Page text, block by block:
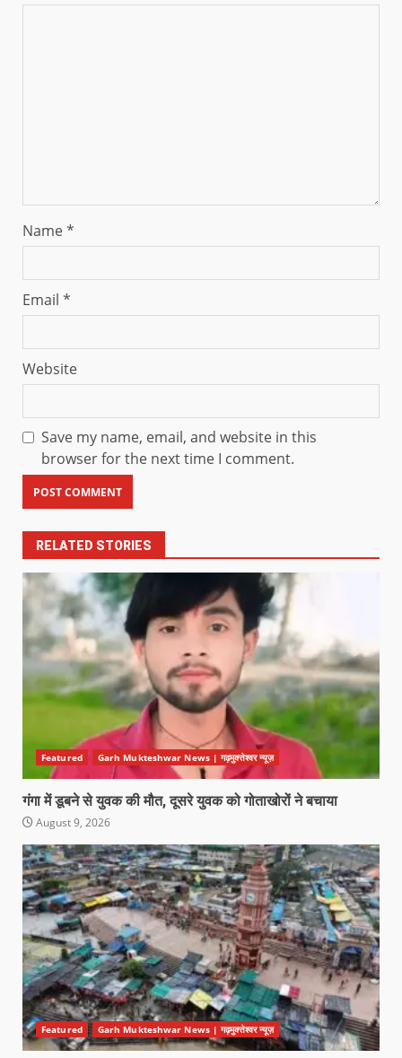
Name*
Email *
Website
Save my name, email, and website in this
browser for the next time I comment.
RELATED STORIES
Featured Garh Mukteshwar News | गढ़मुक्तेश्वर न्यूज़
गंगा में डूबने से युवक की मौत, दूसरे युवक को गोताखोरों ने बचाया
August 9, 2026
Featured Garh Mukteshwar News | गढ़मुक्तेश्वर न्यूज़